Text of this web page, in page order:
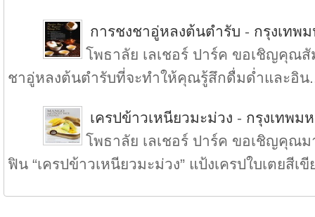
การชงชาอู่หลงต้นตำรับ - กรุงเทพ
โพธาลัย เลเชอร์ ปาร์ค ขอเชิญคุณ
ชาอู่หลงต้นตำรับที่จะทำให้คุณรู้สึกดื่มด่ำและอิน
เครปข้าวเหนียวมะม่วง - กรุงเทพม
โพธาลัย เลเชอร์ ปาร์ค ขอเชิญคุณ
ฟิน “เครปข้าวเหนียวมะม่วง” แป้งเครปใบเตยสีเขี